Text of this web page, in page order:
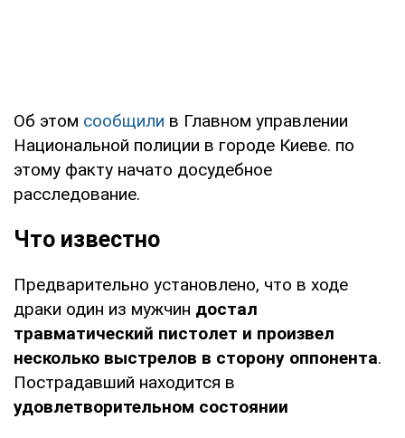
Об этом сообщили в Главном управлении
Национальной полиции в городе Киеве. по
этому факту начато досудебное
расследование.
Что известно
Предварительно установлено, что в ходе
драки один из мужчин достал
травматический пистолет и произвел
несколько выстрелов в сторону оппонента.
Пострадавший находится в
удовлетворительном состоянии